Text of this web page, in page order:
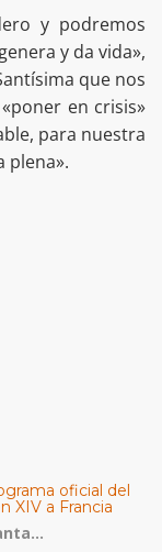
y podremos
y da vida»,
que nos
en crisis»
para nuestra
plena».
oficial del
XIV a Francia